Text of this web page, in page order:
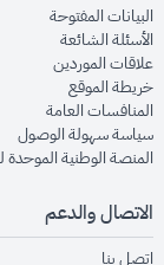
البيانات المفتوحة
الأسئلة الشائعةwindow
علاقات الموردين
خريطة الموقعwindow
المنافسات العامة
سياسة سهولة الوصول
المنصة الوطنية
الاتصال والدعم
اتصل بنا